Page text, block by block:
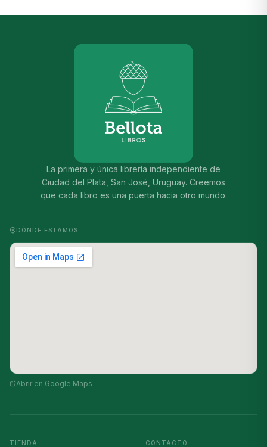
La primera y única librería independiente de
Ciudad del Plata, San José, Uruguay. Creemos
que cada libro es una puerta hacia otro mundo.
DÓNDE ESTAMOS
Abrir en Google Maps
TIENDA CONTACTO